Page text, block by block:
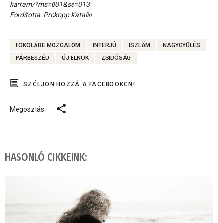
karram/?ms=001&se=013
Fordította: Prokopp Katalin
FOKOLÁRE MOZGALOM INTERJÚ ISZLÁM
NAGYGYŰLÉS
PÁRBESZÉD
ÚJ ELNÖK ZSIDÓSÁG
SZÓLJON HOZZÁ A FACEBOOKON!
Megosztás:
HASONLÓ CIKKEINK: